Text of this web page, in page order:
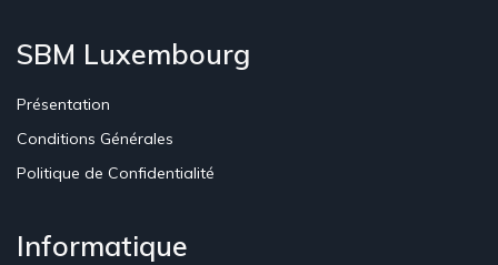
SBM Luxembourg
Présentation
Conditions Générales
Politique de Confidentialité
Informatique